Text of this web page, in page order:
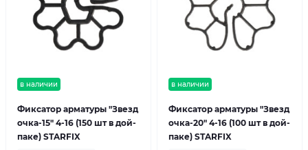
в наличии
Фиксатор арматуры "Звезд
очка-15" 4-16 (150 шт в дой-
паке) STARFIX
в наличии
Фиксатор арматуры "Звезд
очка-20" 4-16 (100 шт в дой-
паке) STARFIX